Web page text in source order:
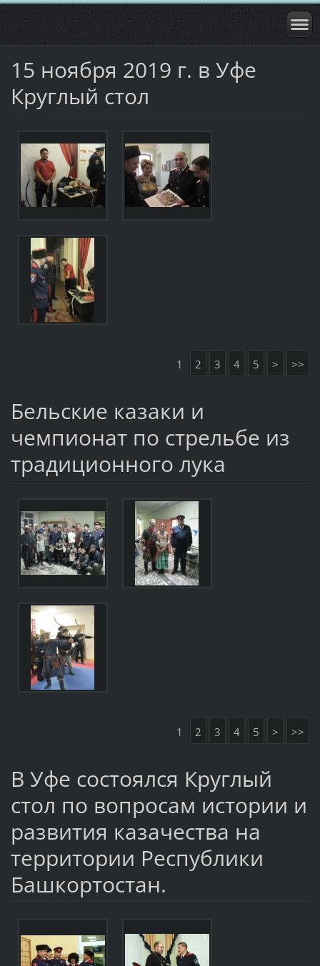
15 ноября 2019 г. в Уфе
Круглый стол
1 2 3 4 5 > >>
Бельские казаки и
чемпионат по стрельбе из
традиционного лука
1 2 3 4 5 > >>
В Уфе состоялся Круглый
стол по вопросам истории и
развития казачества на
территории Республики
Башкортостан.